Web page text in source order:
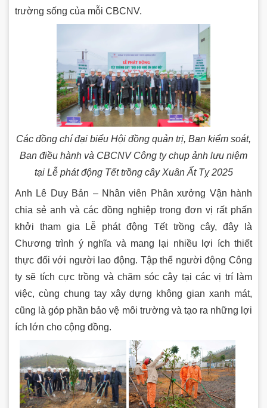
trường sống của mỗi CBCNV.
Các đồng chí đại biểu Hội đồng quản trị, Ban kiểm soát,
Ban điều hành và CBCNV Công ty chụp ảnh lưu niệm
tại Lễ phát động Tết trồng cây Xuân Ất Tỵ 2025
Anh Lê Duy Bản – Nhân viên Phân xưởng Vận hành
chia sẻ anh và các đồng nghiệp trong đơn vị rất phấn
khởi tham gia Lễ phát động Tết trồng cây, đây là
Chương trình ý nghĩa và mang lại nhiều lợi ích thiết
thực đối với người lao động. Tập thể người động Công
ty sẽ tích cực trồng và chăm sóc cây tại các vị trí làm
việc, cùng chung tay xây dựng không gian xanh mát,
cũng là góp phần bảo vệ môi trường và tạo ra những lợi
ích lớn cho cộng đồng.